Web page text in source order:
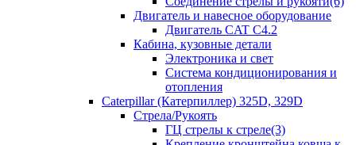
Двигатель и навесное оборудование
Двигатель CAT С4.2
Кабина, кузовные детали
Электроника и свет
Система кондиционирования и
отопления
Caterpillar (Катерпиллер) 325D, 329D
Стрела/Рукоять
ГЦ стрелы к стреле(3)